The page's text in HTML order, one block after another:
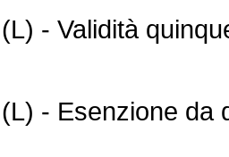
(L) - Validità
(L) - Esenzione da